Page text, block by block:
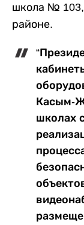
школа № 103,
районе.
Касым-
школах